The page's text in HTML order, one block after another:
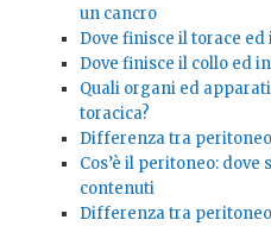
un cancro
Dove finisce il torace ed
Dove finisce il collo ed
Quali organi ed
toracica?
Differenza tra
Cos’è il peritoneo:
contenuti
Differenza tra